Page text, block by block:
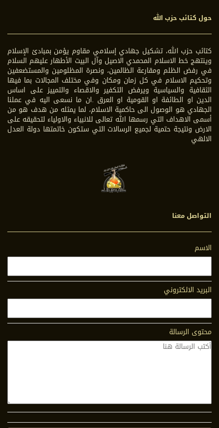
حول كتائب حزب الله
كتائب حزب الله، تشكيل جهادي إسلامي مقاوم يؤمن بمبادئ الإسلام
وينتهج خط الاسلام المحمدي الاصيل وآل البيت الأطهار عليهم السلام
في رفض الظلم ومقارعة الظالمين، ونصرة المظلومين والمستضعفين
وتحكيم الاسلام في كل زمان ومكان وفي مختلف المجالات بما فيها
الثقافية والسياسية ويرفض التكفير والاقصاء والتمييز على اساس
الدين او الطائفة او القومية او العرق .ان ما نسعى اليه في عملنا
الجهادي هو الوصول الى حاكمية الاسلام، لما يمثله من هدف هو من
أسمى الاهداف التي رسمها الله تعالى للانبياء والاولياء لتحقيقه على
الارض ونتيجة حتمية لجميع الرسالات التي ستكون خاتمتها دولة العدل
الالهي
التواصل معنا
الاسم
البريد الالكتروني
محتوى الرسالة